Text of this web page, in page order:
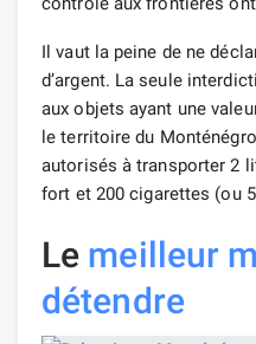
Il vaut la peine de ne
d’argent. La seule
aux objets ayant une
le territoire du
autorisés à transporter 2
fort et 200 cigarettes (ou
Le meilleur
détendre